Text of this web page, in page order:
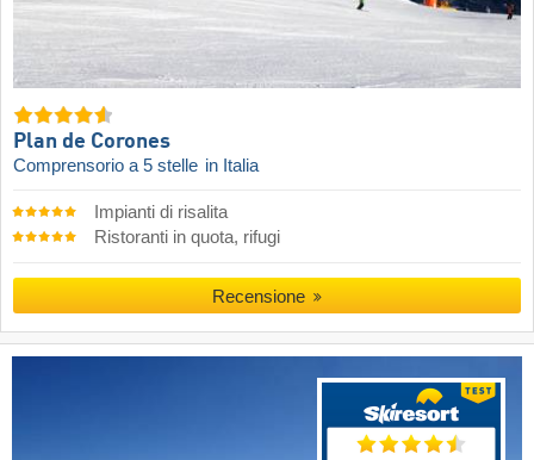
Plan de Corones
Comprensorio a 5 stelle in Italia
Impianti di risalita
Ristoranti in quota, rifugi
Recensione